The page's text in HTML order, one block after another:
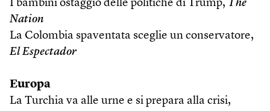
I bambini ostaggio delle politiche di Trump, The
Nation
La Colombia spaventata sceglie un conservatore,
El Espectador
Europa
La Turchia va alle urne e si prepara alla crisi,